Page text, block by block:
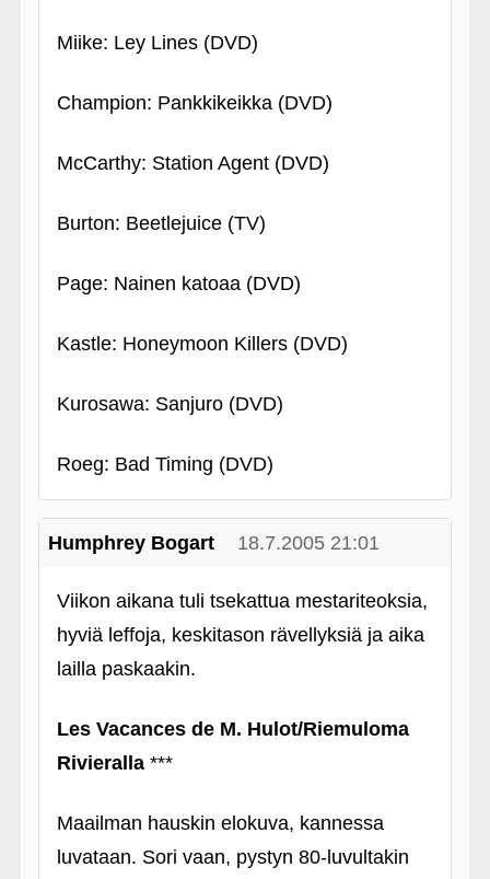
Miike: Ley Lines (DVD)
Champion: Pankkikeikka (DVD)
McCarthy: Station Agent (DVD)
Burton: Beetlejuice (TV)
Page: Nainen katoaa (DVD)
Kastle: Honeymoon Killers (DVD)
Kurosawa: Sanjuro (DVD)
Roeg: Bad Timing (DVD)
Humphrey Bogart 18.7.2005 21:01
Viikon aikana tuli tsekattua mestariteoksia,
hyviä leffoja, keskitason rävellyksiä ja aika
lailla paskaakin.
Les Vacances de M. Hulot/Riemuloma
Rivieralla***
Maailman hauskin elokuva, kannessa
luvataan. Sori vaan, pystyn 80-luvultakin